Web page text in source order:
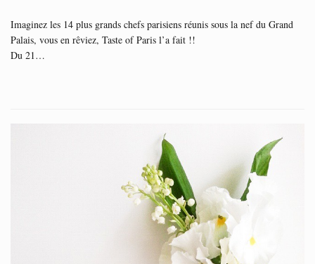
Imaginez les 14 plus grands chefs parisiens réunis sous la nef du Grand
Palais, vous en rêviez, Taste of Paris l’a fait !!
Du 21…